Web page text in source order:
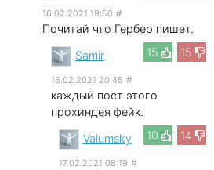
16.02.2021 19:50 #
Почитай что Гербер пишет.
15
15
Samir
16.02.2021 20:45 #
каждый пост этого
прохиндея фейк.
10
14
Valumsky
17.02.2021 08:19 #